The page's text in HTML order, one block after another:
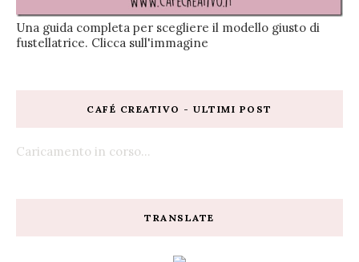
Una guida completa per scegliere il modello giusto di
fustellatrice. Clicca sull'immagine
CAFÉ CREATIVO - ULTIMI POST
Caricamento in corso...
TRANSLATE